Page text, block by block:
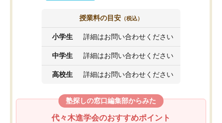
授業料の目安 （税込）
小学生 詳細はお問い合わせください
中学生 詳細はお問い合わせください
高校生 詳細はお問い合わせください
塾探しの窓口編集部からみた
代々木進学会のおすすめポイント